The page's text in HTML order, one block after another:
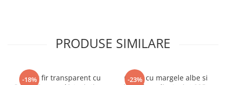
PRODUSE SIMILARE
-18%
Colier fir transparent cu
-23%
Colier cu margele albe si